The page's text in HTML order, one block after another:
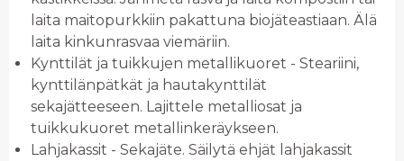
laita maitopurkkiin pakattuna biojäteastiaan. Älä
laita kinkunrasvaa viemäriin.
Kynttilät ja tuikkujen metallikuoret - Steariini,
kynttilänpätkät ja hautakynttilät
sekajätteeseen. Lajittele metalliosat ja
tuikkukuoret metallinkeräykseen.
Lahjakassit - Sekajäte. Säilytä ehjät lahjakassit